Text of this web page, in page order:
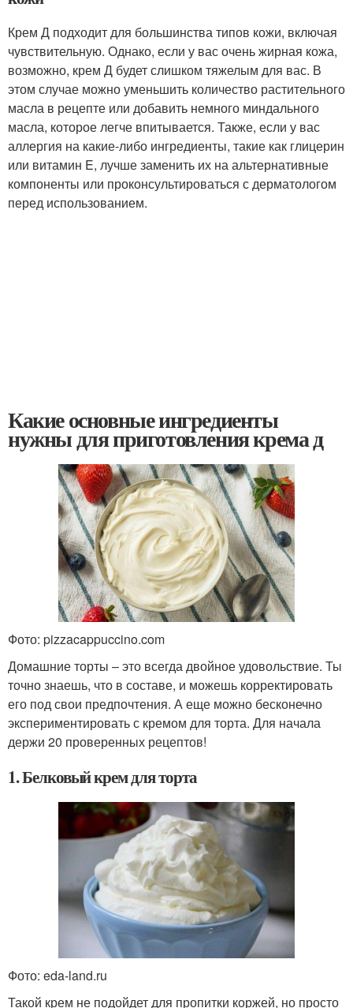
Крем Д подходит для большинства типов кожи, включая
чувствительную. Однако, если у вас очень жирная кожа,
возможно, крем Д будет слишком тяжелым для вас. В
этом случае можно уменьшить количество растительного
масла в рецепте или добавить немного миндального
масла, которое легче впитывается. Также, если у вас
аллергия на какие-либо ингредиенты, такие как глицерин
или витамин E, лучше заменить их на альтернативные
компоненты или проконсультироваться с дерматологом
перед использованием.
Какие основные ингредиенты
нужны для приготовления крема д
Фото: pizzacappuccino.com
Домашние торты – это всегда двойное удовольствие. Ты
точно знаешь, что в составе, и можешь корректировать
его под свои предпочтения. А еще можно бесконечно
экспериментировать с кремом для торта. Для начала
держи 20 проверенных рецептов!
1. Белковый крем для торта
Фото: eda-land.ru
Такой крем не подойдет для пропитки коржей, но просто